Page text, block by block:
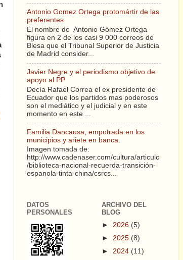
Antonio Gomez Ortega protomártir de las
preferentes
El nombre de Antonio Gómez Ortega
figura en 2 de los casi 9 000 correos de
Blesa que el Tribunal Superior de Justicia
de Madrid consider...
Javier Negre y el periodismo objetivo de
apoyo al PP
Decía Rafael Correa el ex presidente de
Ecuador que los partidos mas poderosos
son el mediático y el judicial y en este
momento en este ...
Familia Dancausa, empotrada en los
municipios y ariete en banca.
Imagen tomada de:
http://www.cadenaser.com/cultura/articulo
/biblioteca-nacional-recuerda-transición-
espanola-tinta-china/csrcs...
DATOS
PERSONALES
ARCHIVO DEL
BLOG
► 2026 (5)
► 2025 (8)
► 2024 (11)